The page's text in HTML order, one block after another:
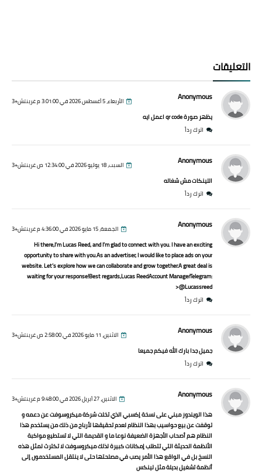
التعليقات
Anonymous الأربعاء، 5 أغسطس 2026 في 3:01:00 م غرينتش+3
يظهر صورة qr code اعمل ايه
اترك رداً
Anonymous السبت، 18 يوليو 2026 في 12:34:00 ص غرينتش+3
اللينكات مش شغاله
اترك رداً
Anonymous الجمعة، 15 مايو 2026 في 4:36:00 م غرينتش+3
Hi there,I’m Lucas Reed, and I’m glad to connect with you. I have an exciting
opportunity to share with you.As an advertiser, I would like to place ads on your
website. Let’s explore how we can collaborate and grow together.A great deal is
waiting for your response!Best regards,Lucas ReedAccount ManagerTelegram:
@Lucassreed<
اترك رداً
Anonymous الاثنين، 11 مايو 2026 في 2:58:00 ص غرينتش+3
جميل جدا بارك الله فيكم جميعا
اترك رداً
Anonymous الاثنين، 27 أبريل 2026 في 9:48:00 م غرينتش+3
هذا الويندوز مبني على نسخة إكسبي الذي تخلت شركة ميكروسوفت عن دعمه و
توقفت عن بيع حواسيب بهذا النظام لعدم تحقيقها لأرباح من ذلك من يستخدم هذا
النظام هم أصحاب الأجهزة الضعيفة نوعا ما و القديمة التي لا تستطيع مواكبة
الأنظمة الحديثة التي تتطلب إمكانات كبيرة لذلك ميكروسوفت لا تكترث لمثل هذه
النسخ بل في الواقع هذا الأمر يصب في مصلحتها حتى لا ينتقل المستخدمون إلى
أنظمة تشغيل بديلة مثل لينكس